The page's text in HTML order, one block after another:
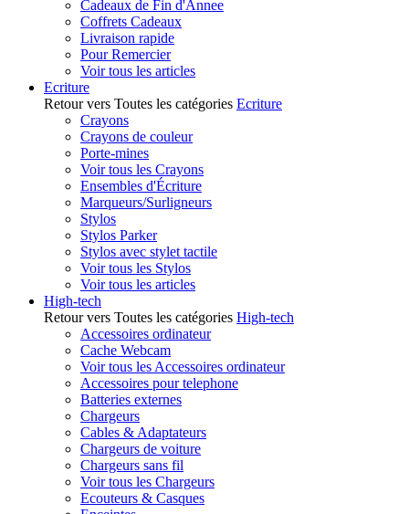
Cadeaux de Fin d'Annee
Coffrets Cadeaux
Livraison rapide
Pour Remercier
Voir tous les articles
Ecriture
Retour vers Toutes les catégories Ecriture
Crayons
Crayons de couleur
Porte-mines
Voir tous les Crayons
Ensembles d'Écriture
Marqueurs/Surligneurs
Stylos
Stylos Parker
Stylos avec stylet tactile
Voir tous les Stylos
Voir tous les articles
High-tech
Retour vers Toutes les catégories High-tech
Accessoires ordinateur
Cache Webcam
Voir tous les Accessoires ordinateur
Accessoires pour telephone
Batteries externes
Chargeurs
Cables & Adaptateurs
Chargeurs de voiture
Chargeurs sans fil
Voir tous les Chargeurs
Ecouteurs & Casques